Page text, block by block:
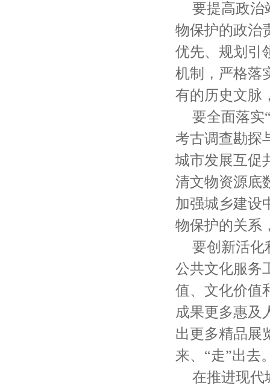
要提高政治
物保护的政治
优先、规划引
机制，严格落
有的历史文脉
要全面落实
考古调查勘探
城市发展互促
清文物资源底
加强城乡建设
物保护的关系
要创新活化
公共文化服务
值、文化价值
成果更多惠及
出更多精品展
来、“走”出去
在推进现代